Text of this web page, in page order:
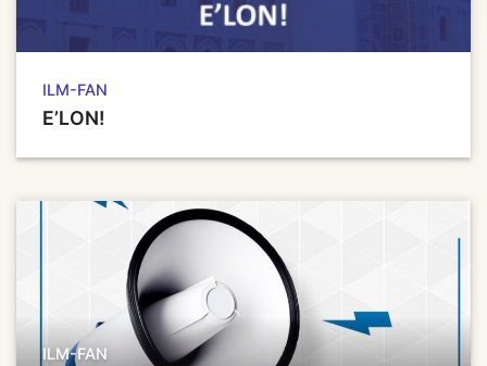
ILM-FAN
E’LON!
ILM-FAN